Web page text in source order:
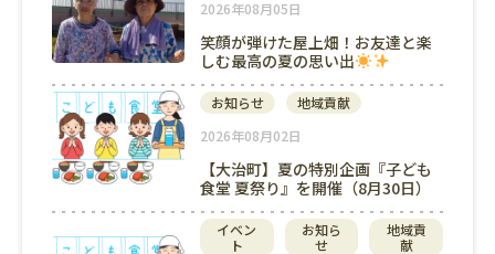
2026年08月05日
笑顔が弾けた屋上畑！お友達と楽
しむ最高の夏の思い出
お知らせ
地域貢献
2026年08月02日
【大治町】夏の特別企画『子ども
食堂 夏祭り』を開催（8月30日）
イベン
ト
お知ら
せ
地域貢
献